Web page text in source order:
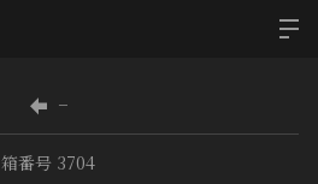
−
箱番号 3704